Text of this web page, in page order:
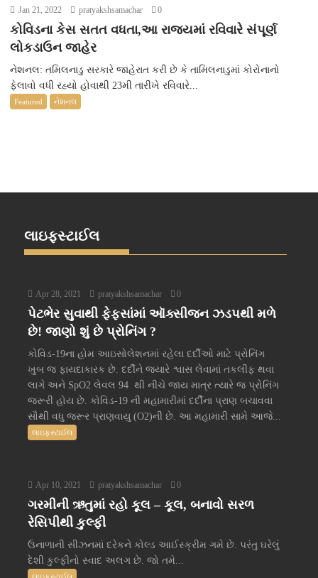
Jan 21, 2022 pratyakshsamachar 0
કોવિડના કેસ સતત વધતા,આ રાજ્યમાં રવિવારે સંપૂર્ણ
લોકડાઉન જાહેર
નેશનલ: તમિલનાડુ સરકારે જાહેરાત કરી છે કે તામિલનાડુમાં કોરોનાનો
ફેલાવો વધી રહ્યો હોવાથી 23મી તારીખે રવિવારે...
Featured નેશનલ
લાઇફસ્ટાઈલ
Apr 28, 2021 pratyakshsamachar 0
પેટભેર સુવાથી ફેફસાંમાં ઑક્સીજન ઝડપથી મળે
છે! જાણો શું છે પ્રોનિંગ ?
કોવિડ-19ના હોમ આઇસોલેશનમાં રહેલા દર્દીઓ માટે પ્રોનિંગ
ખુબ જ ફાયદાકારક છે. દર્દીને જ્યારે શ્વાસ લેવામાં તકલીફ થવા
લાગે અને SpO2 લેવલ 94 થી નીચે જાય માત્ર ત્યારે જ પ્રોનિંગ
જરૂરી હોય છે. કોવિડ-19 ની મહામારીમાં દર્દીના પ્રાણ બચાવવા
સૌથી વધુ જરૂર પ્રાણવાયુ (O2)ની છે. આ મહામારી સામે આજે...
લાઇફસ્ટાઈલ
Apr 10, 2021 pratyakshsamachar 0
ગરમીની ઋતુમાં રહો કૂલ – કૂલ, બનાવો સરળ
રેસિપીથી કુલ્ફી
ઉનાળાની સીઝનમાં દરેકને કોલ્ડ આઈસ્ક્રીમ ગમે છે. પરંતુ ઘરેલું
દેશી કુલ્ફીનો સ્વાદ અલગ છે. જો તમે...
લાઇફસ્ટાઈલ